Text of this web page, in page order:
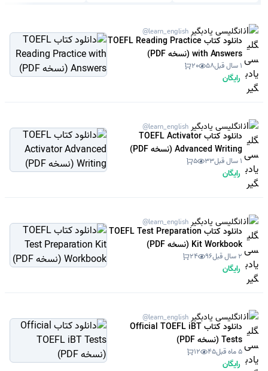
انگلیسی یادبگیر @learn_english
دانلود کتاب TOEFL Reading Practice
with Answers (نسخه PDF)
1 سال قبل 58
20
رایگان
انگلیسی یادبگیر @learn_english
دانلود کتاب TOEFL Activator
Advanced Writing (نسخه PDF)
1 سال قبل 33
5
رایگان
انگلیسی یادبگیر @learn_english
دانلود کتاب TOEFL Test Preparation
Kit Workbook (نسخه PDF)
2 سال قبل 96
24
رایگان
انگلیسی یادبگیر @learn_english
دانلود کتاب Official TOEFL iBT
Tests (نسخه PDF)
5 ماه قبل 45
12
رایگان